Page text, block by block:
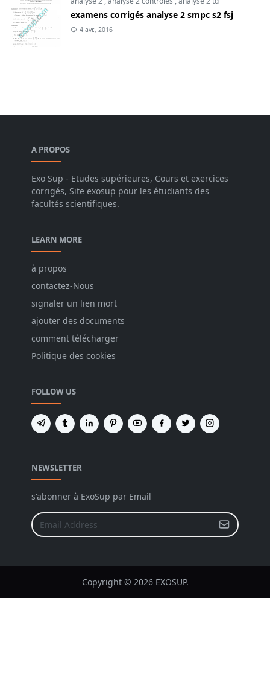
examens corrigés analyse 2 smpc s2 fsj
4 avr., 2016
A PROPOS
Exo Sup - Etudes supérieures, Cours et exercices
corrigés, Site exosup pour les étudiants des
facultés scientifiques.
LEARN MORE
à propos
contactez-Nous
signaler un lien mort
ajouter des documents
comment télécharger
Politique des cookies
FOLLOW US
NEWSLETTER
s'abonner à ExoSup par Email
Copyright © 2026 EXOSUP.